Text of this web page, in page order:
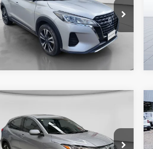
Nissan Autocom Morelia Chapultepec
VIN:3N8CP5HE6NL512463Valores:422603
50,887 km Ext.
ASESOR
OBTÉN FINANCIAMIENTO
HONDA HR-V
PRIME
Honda Universidad
CONTACTAR UN
ASESOR